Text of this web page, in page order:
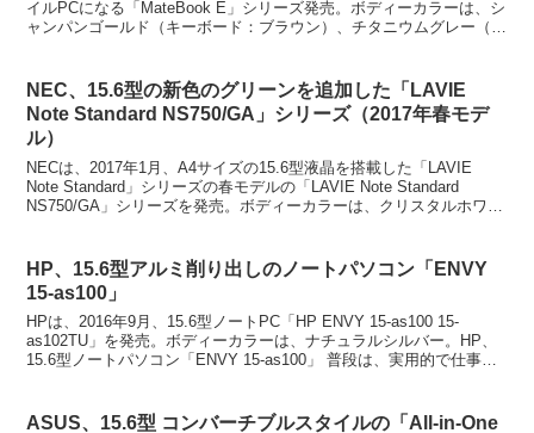
イルPCになる「MateBook E」シリーズ発売。ボディーカラーは、シ
ャンパンゴールド（キーボード：ブラウン）、チタニウムグレー（キ
NEC、15.6型の新色のグリーンを追加した「LAVIE
Note Standard NS750/GA」シリーズ（2017年春モデ
ル）
NECは、2017年1月、A4サイズの15.6型液晶を搭載した「LAVIE
Note Standard」シリーズの春モデルの「LAVIE Note Standard
NS750/GA」シリーズを発売。ボディーカラーは、クリスタルホワイ
HP、15.6型アルミ削り出しのノートパソコン「ENVY
15-as100」
HPは、2016年9月、15.6型ノートPC「HP ENVY 15-as100 15-
as102TU」を発売。ボディーカラーは、ナチュラルシルバー。HP、
15.6型ノートパソコン「ENVY 15-as100」 普段は、実用的で仕事の
ASUS、15.6型 コンバーチブルスタイルの「All-in-One